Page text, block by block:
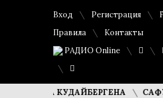
Вход Регистрация
Правила
Контакты
РАДИО Online
КУДАЙБЕРГЕНА САФУАН